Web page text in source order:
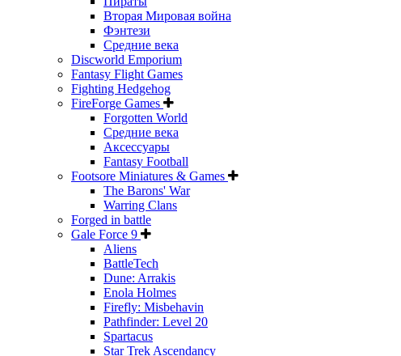
Вторая Мировая война
Фэнтези
Средние века
Discworld Emporium
Fantasy Flight Games
Fighting Hedgehog
FireForge Games
Forgotten World
Средние века
Аксессуары
Fantasy Football
Footsore Miniatures & Games
The Barons' War
Warring Clans
Forged in battle
Gale Force 9
Aliens
BattleTech
Dune: Arrakis
Enola Holmes
Firefly: Misbehavin
Pathfinder: Level 20
Spartacus
Star Trek Ascendancy